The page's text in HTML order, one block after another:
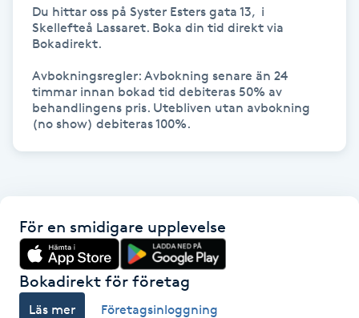
Hudvård
Hyaluronsyra
Hyperhidros
Hårbottenbehandling
Hårförlängning
Du hittar oss på Syster Esters gata 13,  i
Skellefteå Lassaret. Boka din tid direkt via
Bokadirekt.
Avbokningsregler: Avbokning senare än 24
timmar innan bokad tid debiteras 50% av
behandlingens pris. Utebliven utan avbokning
(no show) debiteras 100%.
För en smidigare upplevelse
Bokadirekt för företag
Läs mer Företagsinloggning